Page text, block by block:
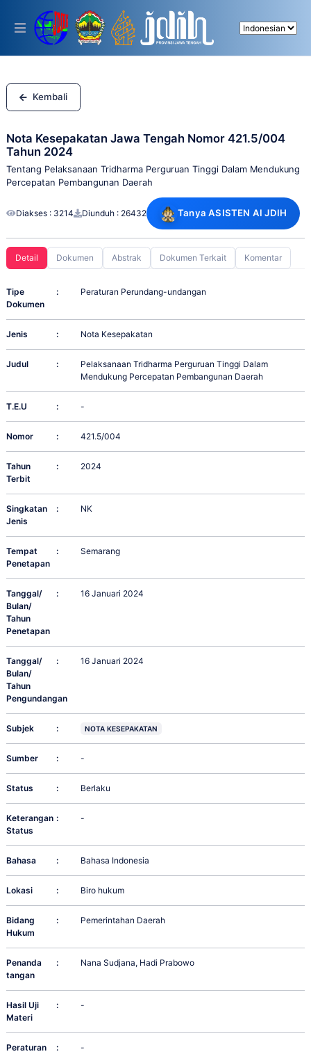
This
includes
accessibility
system.
Kembali
Nota Kesepakatan Jawa Tengah Nomor 421.5/004
Tahun 2024
Tentang Pelaksanaan Tridharma Perguruan Tinggi Dalam Mendukung
Percepatan Pembangunan Daerah
Diakses : 3214 Diunduh : 26432 Tanya ASISTEN AI JDIH
Detail Dokumen Abstrak Dokumen Terkait Komentar
Tipe
Dokumen
: Peraturan Perundang-undangan
Jenis : Nota Kesepakatan
Judul :
Pelaksanaan Tridharma Perguruan Tinggi Dalam
Mendukung Percepatan Pembangunan Daerah
T.E.U : -
Nomor : 421.5/004
Tahun
Terbit
: 2024
Singkatan
Jenis
: NK
Tempat
Penetapan
: Semarang
Tanggal/
Bulan/
Tahun
Penetapan
: 16 Januari 2024
Tanggal/
Bulan/
Tahun
Pengundangan
: 16 Januari 2024
Subjek : NOTA KESEPAKATAN
Sumber : -
Status : Berlaku
Keterangan
Status
: -
Bahasa : Bahasa Indonesia
Lokasi : Biro hukum
Bidang
Hukum
: Pemerintahan Daerah
Penanda
tangan
: Nana Sudjana, Hadi Prabowo
Hasil Uji
Materi
: -
Peraturan
: -